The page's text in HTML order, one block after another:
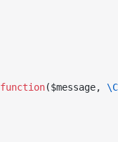
function($message,